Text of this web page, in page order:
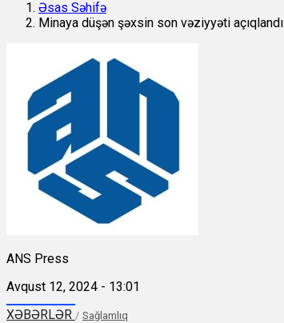
Əsas Səhifə
Minaya düşən şəxsin son vəziyyəti açıqlandı
ANS Press
Avqust 12, 2024 - 13:01
XƏBƏRLƏR / Sağlamlıq